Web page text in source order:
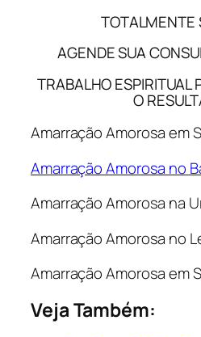
TOTALMENTE
AGENDE SUA
TRABALHO ESPIRITUAL
O
Amarração Amorosa em
Amarração Amorosa no
Amarração Amorosa na
Amarração Amorosa no
Amarração Amorosa em
Veja Também: